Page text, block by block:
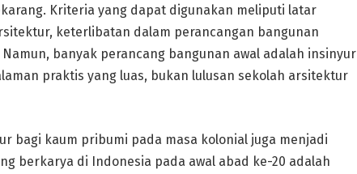
Kriteria yang dapat digunakan meliputi latar
keterlibatan dalam perancangan bangunan
banyak perancang bangunan awal adalah insinyur
praktis yang luas, bukan lulusan sekolah arsitektur
bagi kaum pribumi pada masa kolonial juga menjadi
berkarya di Indonesia pada awal abad ke-20 adalah